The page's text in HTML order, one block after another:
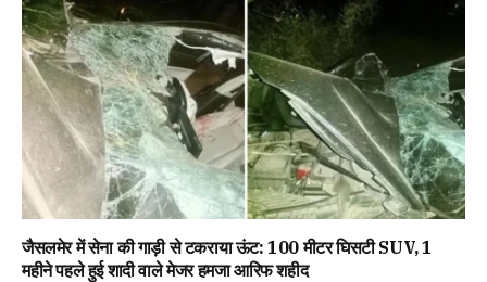
जैसलमेर में सेना की गाड़ी से टकराया ऊंट: 100 मीटर घिसटी SUV, 1
महीने पहले हुई शादी वाले मेजर हमजा आरिफ शहीद